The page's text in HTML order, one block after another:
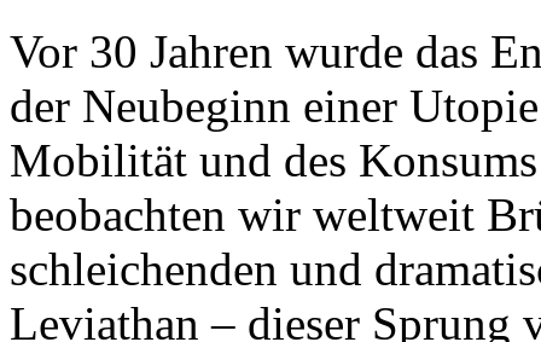
Vor 30 Jahren wurde das
der Neubeginn einer
Mobilität und des
beobachten wir weltweit
schleichenden und
Leviathan – dieser Sprung